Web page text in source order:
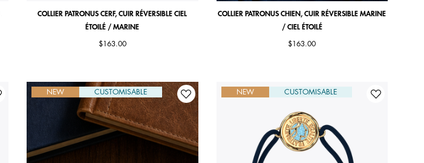
COLLIER PATRONUS CERF, CUIR RÉVERSIBLE CIEL
ÉTOILÉ / MARINE
$163.00
COLLIER PATRONUS CHIEN, CUIR RÉVERSIBLE MARINE
/ CIEL ÉTOILÉ
$163.00
NEW CUSTOMISABLE NEW CUSTOMISABLE